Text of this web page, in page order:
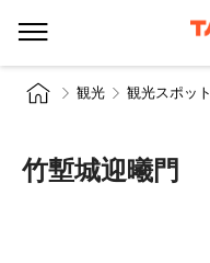
観光 観光スポット
竹塹城迎曦門